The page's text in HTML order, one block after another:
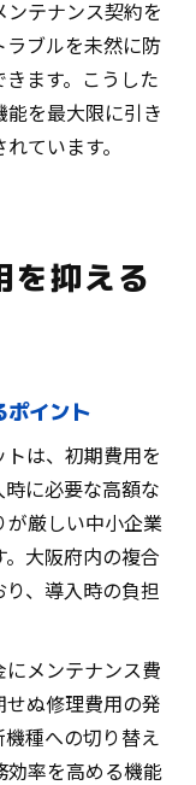
ンテナンス契約を
ラブルを未然に防
ます。こうした
を最大限に引き
ています。
を抑える
ポイント
は、初期費用を
に必要な高額な
が厳しい中小企業
大阪府内の複合
、導入時の負担
メンテナンス費
ぬ修理費用の発
種への切り替え
効率を高める機能